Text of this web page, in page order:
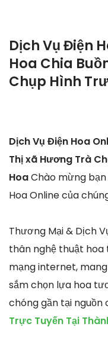
Dịch Vụ Điện
Hoa Chia
Chụp Hình
Dịch Vụ Điện Hoa
Thị xã Hương Trà
HoaChào mừng
Hoa Online của
Thương Mại & Dịch
thân nghệ thuật hoa
mạng internet,
sắm chọn lựa hoa
chóng gần tại nguồn
Trực Tuyến Tại